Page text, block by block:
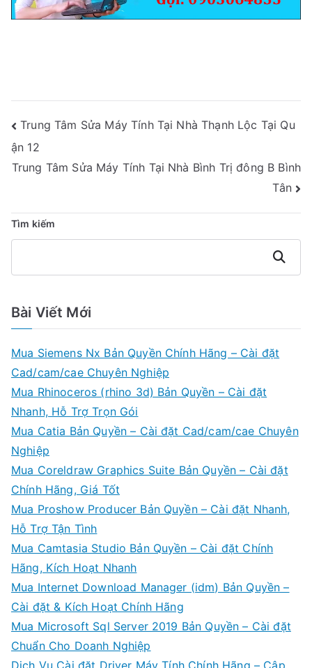
Điều
Hướng
Bài
Trung Tâm Sửa Máy Tính Tại Nhà Thạnh Lộc Tại Qu
ận 12
Trung Tâm Sửa Máy Tính Tại Nhà Bình Trị đông B Bình
Tân
Tìm kiếm
Tìm
kiếm
Bài Viết Mới
Mua Siemens Nx Bản Quyền Chính Hãng – Cài đặt
Cad/cam/cae Chuyên Nghiệp
Mua Rhinoceros (rhino 3d) Bản Quyền – Cài đặt
Nhanh, Hỗ Trợ Trọn Gói
Mua Catia Bản Quyền – Cài đặt Cad/cam/cae Chuyên
Nghiệp
Mua Coreldraw Graphics Suite Bản Quyền – Cài đặt
Chính Hãng, Giá Tốt
Mua Proshow Producer Bản Quyền – Cài đặt Nhanh,
Hỗ Trợ Tận Tình
Mua Camtasia Studio Bản Quyền – Cài đặt Chính
Hãng, Kích Hoạt Nhanh
Mua Internet Download Manager (idm) Bản Quyền –
Cài đặt & Kích Hoạt Chính Hãng
Mua Microsoft Sql Server 2019 Bản Quyền – Cài đặt
Chuẩn Cho Doanh Nghiệp
Dịch Vụ Cài đặt Driver Máy Tính Chính Hãng – Cập